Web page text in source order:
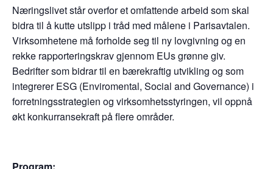
Næringslivet står overfor et omfattende arbeid som skal
bidra til å kutte utslipp i tråd med målene i Parisavtalen.
Virksomhetene må forholde seg til ny lovgivning og en
rekke rapporteringskrav gjennom EUs grønne giv.
Bedrifter som bidrar til en bærekraftig utvikling og som
integrerer ESG (Enviromental, Social and Governance) i
forretningsstrategien og virksomhetsstyringen, vil oppnå
økt konkurransekraft på flere områder.
Program: